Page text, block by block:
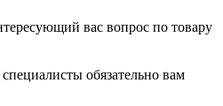
вас вопрос по товару
обязательно вам